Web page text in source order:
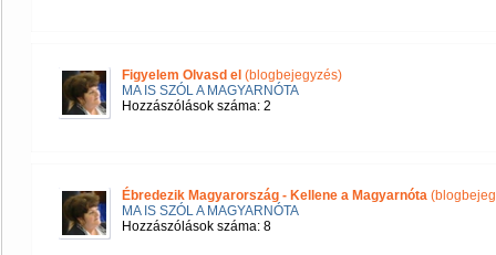
Figyelem Olvasd el (blogbejegyzés)
MA IS SZÓL A MAGYARNÓTA
Hozzászólások száma: 2
Ébredezik Magyarország - Kellene a Magyarnóta
MA IS SZÓL A MAGYARNÓTA
Hozzászólások száma: 8